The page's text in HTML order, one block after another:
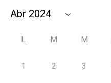
L M M
1 2 3